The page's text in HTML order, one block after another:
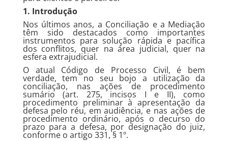
1. Introdução
Nos últimos anos, a Conciliação e a Mediação
têm sido destacados como importantes
instrumentos para solução rápida e pacífica
dos conflitos, quer na área judicial, quer na
esfera extrajudicial.
O atual Código de Processo Civil, é bem
verdade, tem no seu bojo a utilização da
conciliação, nas ações de procedimento
sumário (art. 275, incisos I e II), como
procedimento preliminar à apresentação da
defesa pelo réu, em audiência, e nas ações de
procedimento ordinário, após o decurso do
prazo para a defesa, por designação do juiz,
conforme o artigo 331, § 1º.